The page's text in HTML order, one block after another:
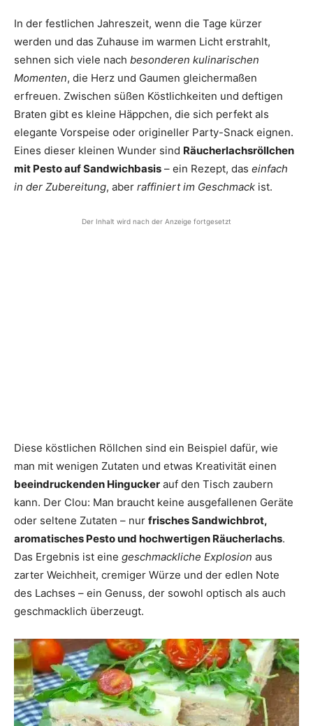
In der festlichen Jahreszeit, wenn die Tage kürzer
werden und das Zuhause im warmen Licht erstrahlt,
sehnen sich viele nach besonderen kulinarischen
Momenten, die Herz und Gaumen gleichermaßen
erfreuen. Zwischen süßen Köstlichkeiten und deftigen
Braten gibt es kleine Häppchen, die sich perfekt als
elegante Vorspeise oder origineller Party-Snack eignen.
Eines dieser kleinen Wunder sind Räucherlachsröllchen
mit Pesto auf Sandwichbasis – ein Rezept, das einfach
in der Zubereitung, aber raffiniert im Geschmack ist.
Der Inhalt wird nach der Anzeige fortgesetzt
Diese köstlichen Röllchen sind ein Beispiel dafür, wie
man mit wenigen Zutaten und etwas Kreativität einen
beeindruckenden Hingucker auf den Tisch zaubern
kann. Der Clou: Man braucht keine ausgefallenen Geräte
oder seltene Zutaten – nur frisches Sandwichbrot,
aromatisches Pesto und hochwertigen Räucherlachs.
Das Ergebnis ist eine geschmackliche Explosion aus
zarter Weichheit, cremiger Würze und der edlen Note
des Lachses – ein Genuss, der sowohl optisch als auch
geschmacklich überzeugt.